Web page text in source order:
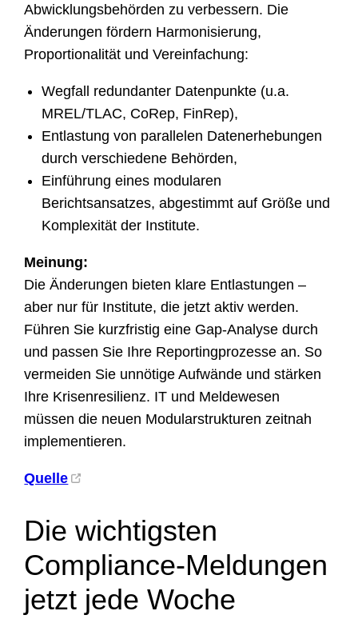
Abwicklungsbehörden zu verbessern. Die
Änderungen fördern Harmonisierung,
Proportionalität und Vereinfachung:
Wegfall redundanter Datenpunkte (u.a.
MREL/TLAC, CoRep, FinRep),
Entlastung von parallelen Datenerhebungen
durch verschiedene Behörden,
Einführung eines modularen
Berichtsansatzes, abgestimmt auf Größe und
Komplexität der Institute.
Meinung:
Die Änderungen bieten klare Entlastungen –
aber nur für Institute, die jetzt aktiv werden.
Führen Sie kurzfristig eine Gap-Analyse durch
und passen Sie Ihre Reportingprozesse an. So
vermeiden Sie unnötige Aufwände und stärken
Ihre Krisenresilienz. IT und Meldewesen
müssen die neuen Modularstrukturen zeitnah
implementieren.
Quelle
Die wichtigsten
Compliance-Meldungen
jetzt jede Woche